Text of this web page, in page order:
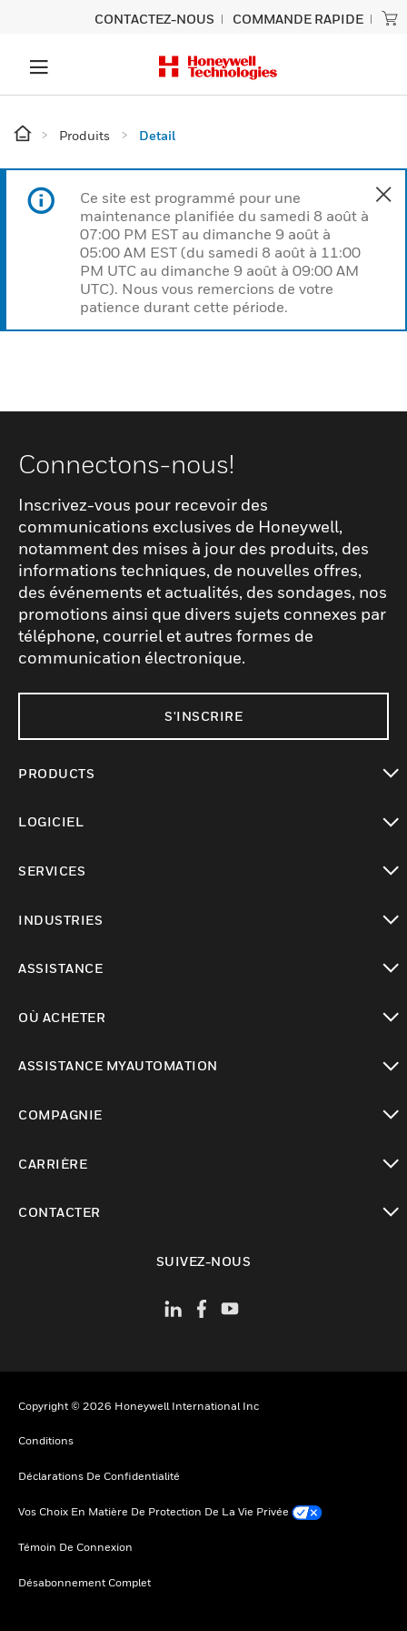
CONTACTEZ-NOUS COMMANDE RAPIDE
Produits Detail
Ce site est programmé pour une
maintenance planifiée du samedi 8 août à
07:00 PM EST au dimanche 9 août à
05:00 AM EST (du samedi 8 août à 11:00
PM UTC au dimanche 9 août à 09:00 AM
UTC). Nous vous remercions de votre
patience durant cette période.
Connectons-nous!
Inscrivez-vous pour recevoir des
communications exclusives de Honeywell,
notamment des mises à jour des produits, des
informations techniques, de nouvelles offres,
des événements et actualités, des sondages, nos
promotions ainsi que divers sujets connexes par
téléphone, courriel et autres formes de
communication électronique.
S'INSCRIRE
PRODUCTS
LOGICIEL
SERVICES
INDUSTRIES
ASSISTANCE
OÙ ACHETER
ASSISTANCE MYAUTOMATION
COMPAGNIE
CARRIÈRE
CONTACTER
SUIVEZ-NOUS
Copyright © 2026 Honeywell International Inc
Conditions
Déclarations De Confidentialité
Vos Choix En Matière De Protection De La Vie Privée
Témoin De Connexion
Désabonnement Complet